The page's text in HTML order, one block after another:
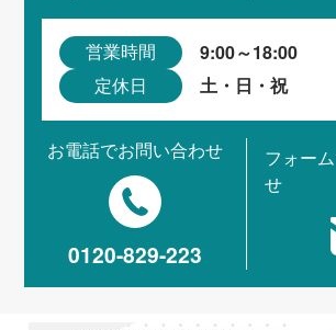
営業時間 9:00～18:00
定休日 土・日・祝
お電話でお問い合わせ
0120-829-223
フォー
せ